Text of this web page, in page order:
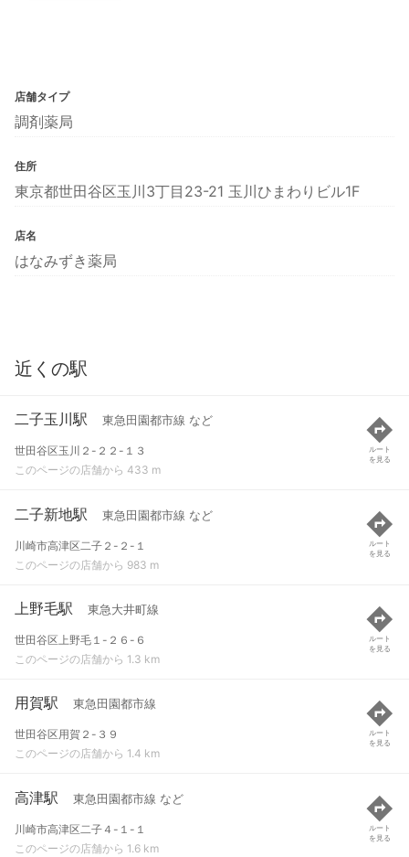
店舗タイプ
調剤薬局
住所
東京都世田谷区玉川3丁目23-21 玉川ひまわりビル1F
店名
はなみずき薬局
近くの駅
二子玉川駅 東急田園都市線 など
世田谷区玉川２-２２-１３
このページの店舗から 433 m
ルート
を見る
二子新地駅 東急田園都市線 など
川崎市高津区二子２-２-１
このページの店舗から 983 m
ルート
を見る
上野毛駅 東急大井町線
世田谷区上野毛１-２６-６
このページの店舗から 1.3 km
ルート
を見る
用賀駅 東急田園都市線
世田谷区用賀２-３９
このページの店舗から 1.4 km
ルート
を見る
高津駅 東急田園都市線 など
川崎市高津区二子４-１-１
このページの店舗から 1.6 km
ルート
を見る